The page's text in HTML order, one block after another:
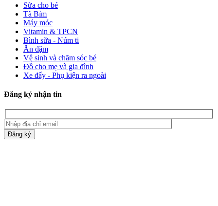
Sữa cho bé
Tã Bỉm
Máy móc
Vitamin & TPCN
Bình sữa - Núm ti
Ăn dặm
Vệ sinh và chăm sóc bé
Đồ cho mẹ và gia đình
Xe đẩy - Phụ kiện ra ngoài
Đăng ký nhận tin
Đăng ký